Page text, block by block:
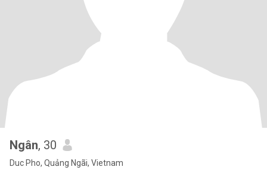
Ngân, 30
Duc Pho, Quảng Ngãi, Vietnam